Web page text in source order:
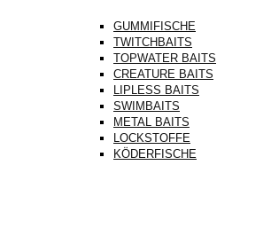
GUMMIFISCHE
TWITCHBAITS
TOPWATER BAITS
CREATURE BAITS
LIPLESS BAITS
SWIMBAITS
METAL BAITS
LOCKSTOFFE
KÖDERFISCHE